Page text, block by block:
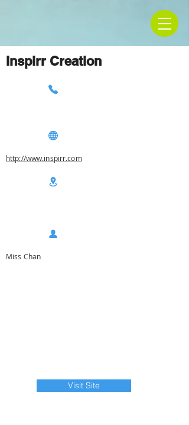
Inspirr Creation
http://www.inspirr.com
Miss Chan
Visit Site